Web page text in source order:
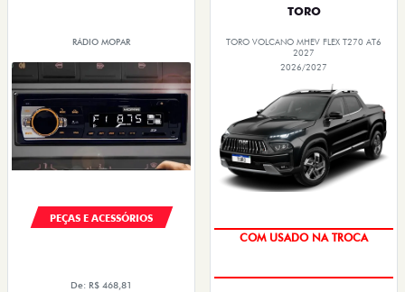
RÁDIO MOPAR
PEÇAS E ACESSÓRIOS
De: R$ 468,81
TORO
TORO VOLCANO MHEV FLEX T270 AT6
2027
2026/2027
COM USADO NA TROCA